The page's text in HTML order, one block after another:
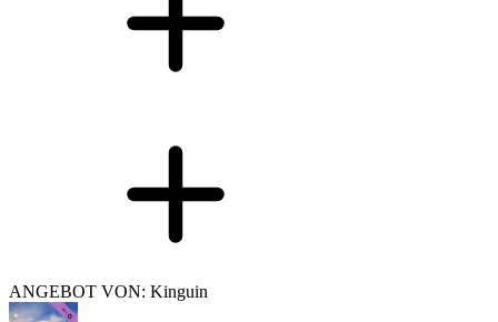
ANGEBOT VON: Kinguin